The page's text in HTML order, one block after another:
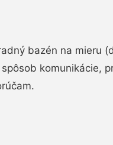
bazén na mieru
komunikácie,